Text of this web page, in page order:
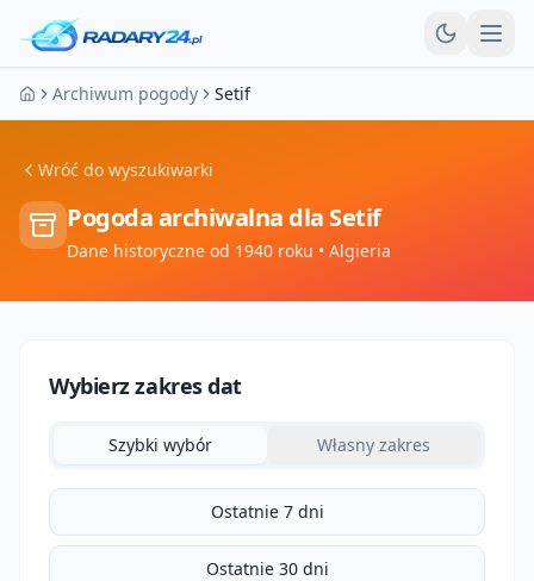
Strona główna
Archiwum pogody Setif
Wróć do wyszukiwarki
Pogoda archiwalna dla Setif
Dane historyczne od 1940 roku • Algieria
Wybierz zakres dat
Szybki wybór Własny zakres
Ostatnie 7 dni
Ostatnie 30 dni